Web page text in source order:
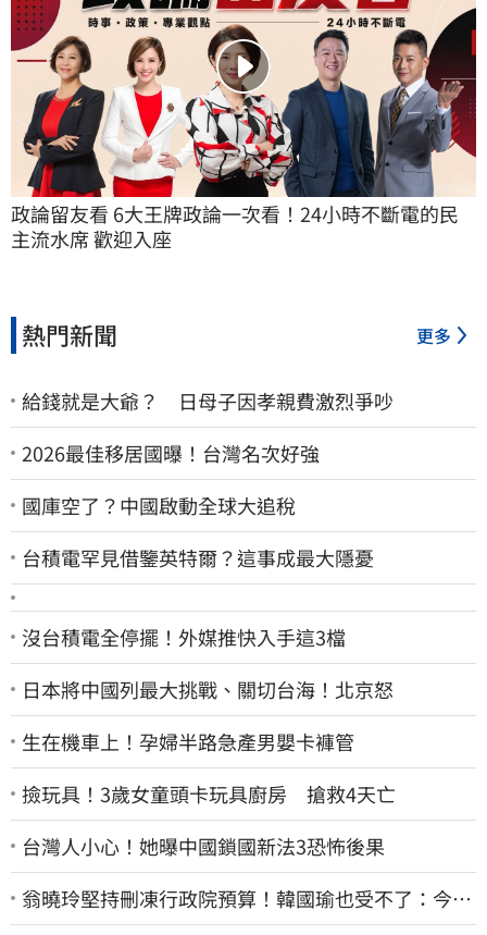
政論留友看 6大王牌政論一次看！24小時不斷電的民
主流水席 歡迎入座
熱門新聞 更多
給錢就是大爺？ 日母子因孝親費激烈爭吵
2026最佳移居國曝！台灣名次好強
國庫空了？中國啟動全球大追稅
台積電罕見借鑒英特爾？這事成最大隱憂
沒台積電全停擺！外媒推快入手這3檔
日本將中國列最大挑戰、關切台海！北京怒
生在機車上！孕婦半路急產男嬰卡褲管
撿玩具！3歲女童頭卡玩具廚房 搶救4天亡
台灣人小心！她曝中國鎖國新法3恐怖後果
翁曉玲堅持刪凍行政院預算！韓國瑜也受不了：今年
剩4個月你思考一下